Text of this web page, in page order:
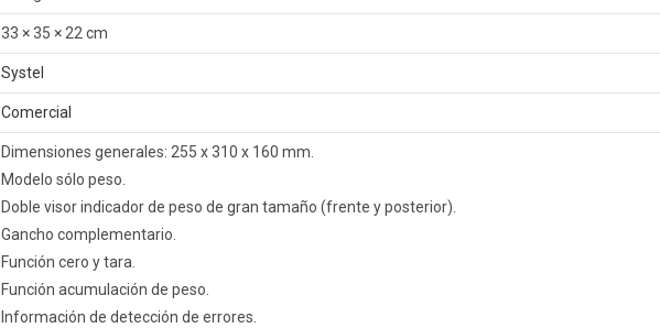
33 × 35 × 22 cm
Systel
Comercial
Dimensiones generales: 255 x 310 x 160 mm.
Modelo sólo peso.
Doble visor indicador de peso de gran tamaño (frente y posterior).
Gancho complementario.
Función cero y tara.
Función acumulación de peso.
Información de detección de errores.